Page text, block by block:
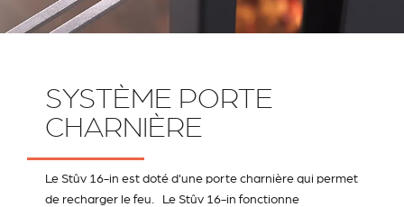
SYSTÈME PORTE
CHARNIÈRE
Le Stûv 16-in est doté d'une porte charnière qui permet
de recharger le feu. Le Stûv 16-in fonctionne